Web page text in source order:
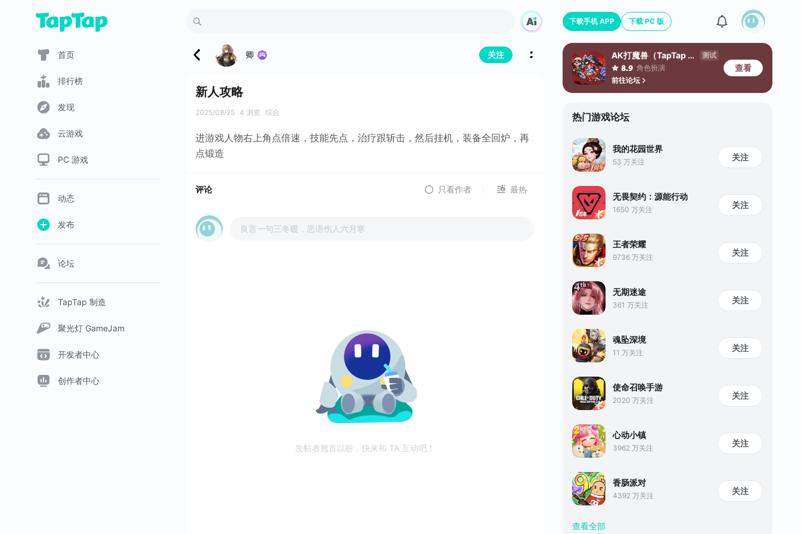
首页
排行榜
发现
云游戏
PC 游戏
动态
发布
论坛
TapTap 制造
聚光灯 GameJam
开发者中心
创作者中心
卿 关注
新人攻略
2025/08/25 4 浏览 综合
进游戏人物右上角点倍速，技能先点，治疗跟斩击，然后挂机，装备全回炉，再
点锻造
评论 只看作者 最热
良言一句三冬暖，恶语伤人六月寒
发帖者翘首以盼，快来和 TA 互动吧！
下载手机 APP 下载 PC 版
AK打魔兽（TapTap 测试版） 测试
8.9 角色扮演
前往论坛
查看
热门游戏论坛
我的花园世界
53 万关注 关注
无畏契约：源能行动
1650 万关注 关注
王者荣耀
9736 万关注 关注
无期迷途
361 万关注 关注
魂坠深境
11 万关注 关注
使命召唤手游
2020 万关注 关注
心动小镇
3962 万关注 关注
香肠派对
4392 万关注 关注
查看全部